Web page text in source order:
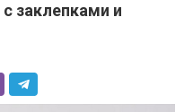
заклепками и